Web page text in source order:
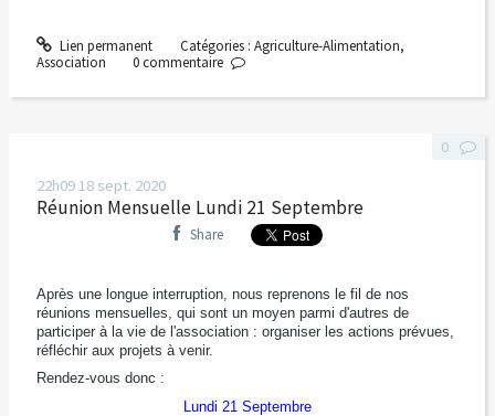
Lien permanent Catégories : Agriculture-Alimentation,
Association
0commentaire
22h0918 sept. 2020
Réunion Mensuelle Lundi 21 Septembre
Share
Après une longue interruption, nous reprenons le fil de nos
réunions mensuelles, qui sont un moyen parmi d'autres de
participer à la vie de l'association : organiser les actions prévues,
réfléchir aux projets à venir.
Rendez-vous donc :
Lundi 21 Septembre
0